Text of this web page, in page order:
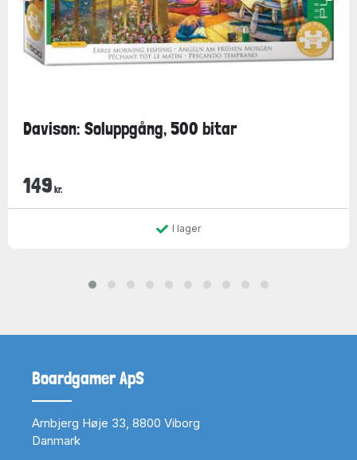
Davison: Soluppgång, 500 bitar
149 kr.
I lager
Boardgamer ApS
Arnbjerg Høje 33, 8800 Viborg
Danmark